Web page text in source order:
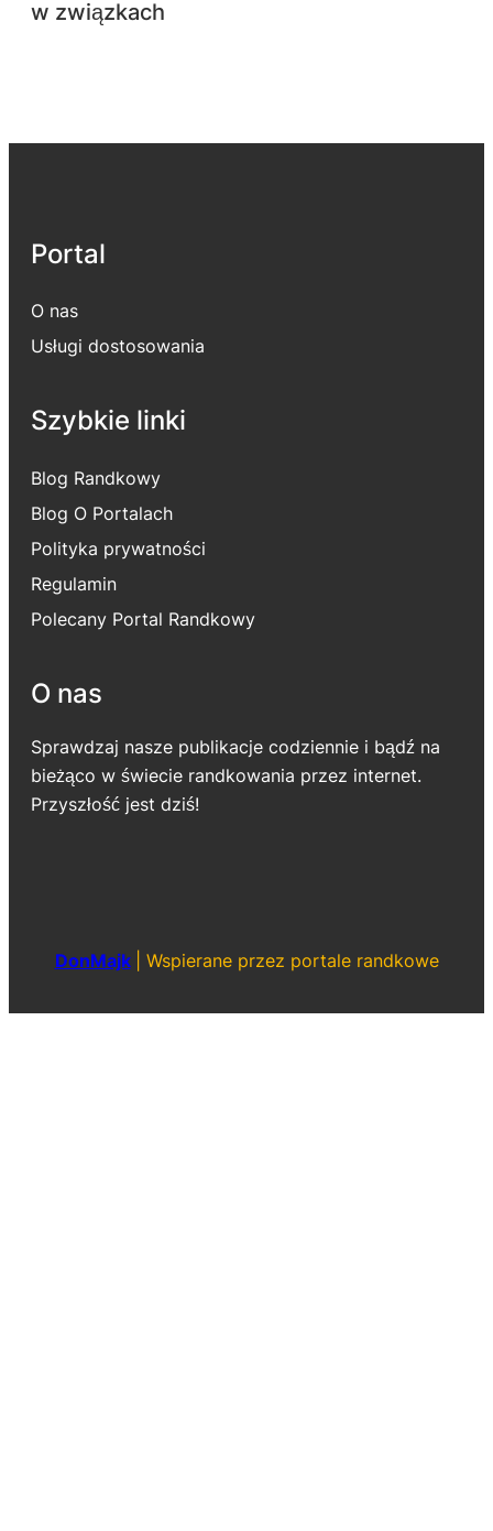
w związkach
Portal
O nas
Usługi dostosowania
Szybkie linki
Blog Randkowy
Blog O Portalach
Polityka prywatności
Regulamin
Polecany Portal Randkowy
O nas
Sprawdzaj nasze publikacje codziennie i bądź na
bieżąco w świecie randkowania przez internet.
Przyszłość jest dziś!
DonMajk Wspierane przez portale randkowe